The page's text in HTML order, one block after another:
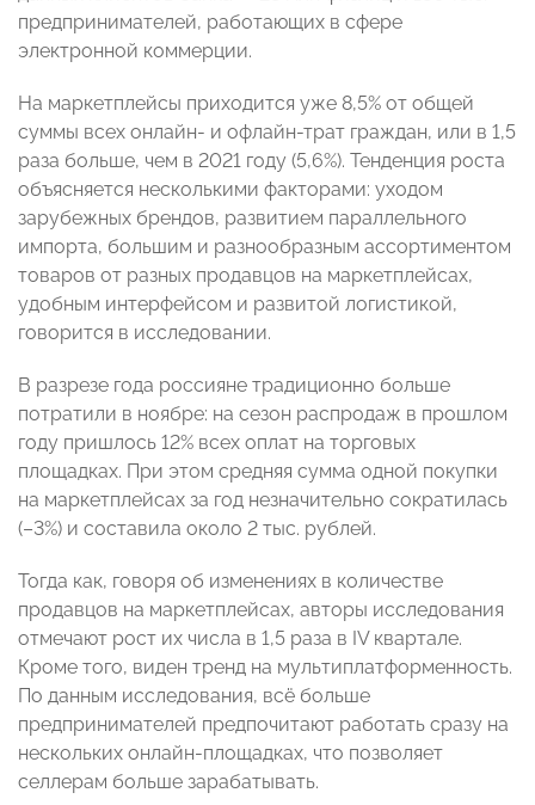
предпринимателей, работающих в сфере
электронной коммерции.
На маркетплейсы приходится уже 8,5% от общей
суммы всех онлайн- и офлайн-трат граждан, или в 1,5
раза больше, чем в 2021 году (5,6%). Тенденция роста
объясняется несколькими факторами: уходом
зарубежных брендов, развитием параллельного
импорта, большим и разнообразным ассортиментом
товаров от разных продавцов на маркетплейсах,
удобным интерфейсом и развитой логистикой,
говорится в исследовании.
В разрезе года россияне традиционно больше
потратили в ноябре: на сезон распродаж в прошлом
году пришлось 12% всех оплат на торговых
площадках. При этом средняя сумма одной покупки
на маркетплейсах за год незначительно сократилась
(–3%) и составила около 2 тыс. рублей.
Тогда как, говоря об изменениях в количестве
продавцов на маркетплейсах, авторы исследования
отмечают рост их числа в 1,5 раза в IV квартале.
Кроме того, виден тренд на мультиплатформенность.
По данным исследования, всё больше
предпринимателей предпочитают работать сразу на
нескольких онлайн-площадках, что позволяет
селлерам больше зарабатывать.